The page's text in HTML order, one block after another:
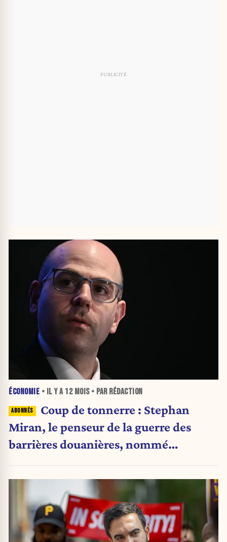
ÉCONOMIE • IL Y A 12 MOIS• PAR RÉDACTION
Coup de tonnerre : Stephan
Miran, le penseur de la guerre des
barrières douanières, nommé